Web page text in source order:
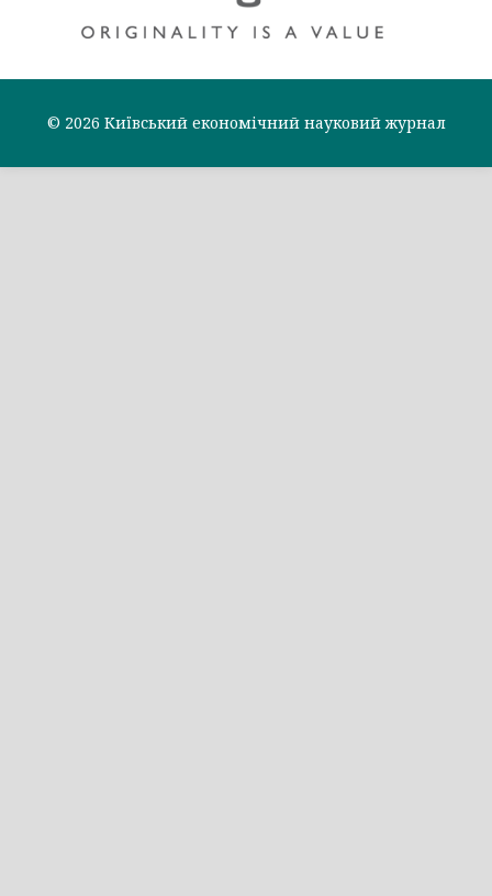
© 2026 Київський економічний науковий журнал